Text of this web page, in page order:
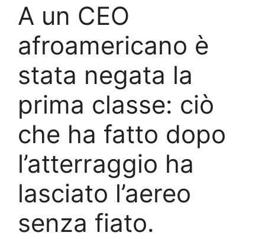
A un CEO
afroamericano è
stata negata la
prima classe: ciò
che ha fatto dopo
l’atterraggio ha
lasciato l’aereo
senza fiato.